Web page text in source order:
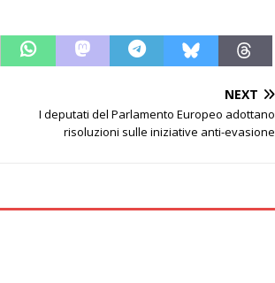
NEXT
I deputati del Parlamento Europeo adottano
risoluzioni sulle iniziative anti-evasione